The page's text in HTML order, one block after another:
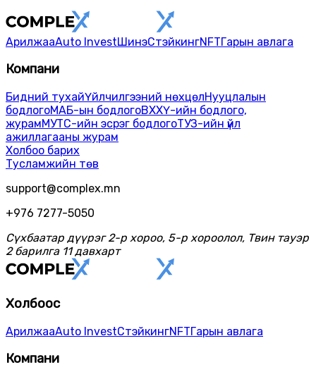
АрилжааAuto InvestШинэСтэйкингNFTГарын авлага
Компани
Бидний тухайҮйлчилгээний нөхцөлНууцлалын
бодлогоМАБ-ын бодлогоВХХҮ-ийн бодлого,
журамМУТС-ийн эсрэг бодлогоТУЗ-ийн үйл
ажиллагааны журам
Холбоо барих
Тусламжийн төв
support@complex.mn
+976 7277-5050
Сүхбаатар дүүрэг 2-р хороо, 5-р хороолол, Твин тауэр
2 барилга 11 давхарт
Холбоос
АрилжааAuto InvestСтэйкингNFTГарын авлага
Компани